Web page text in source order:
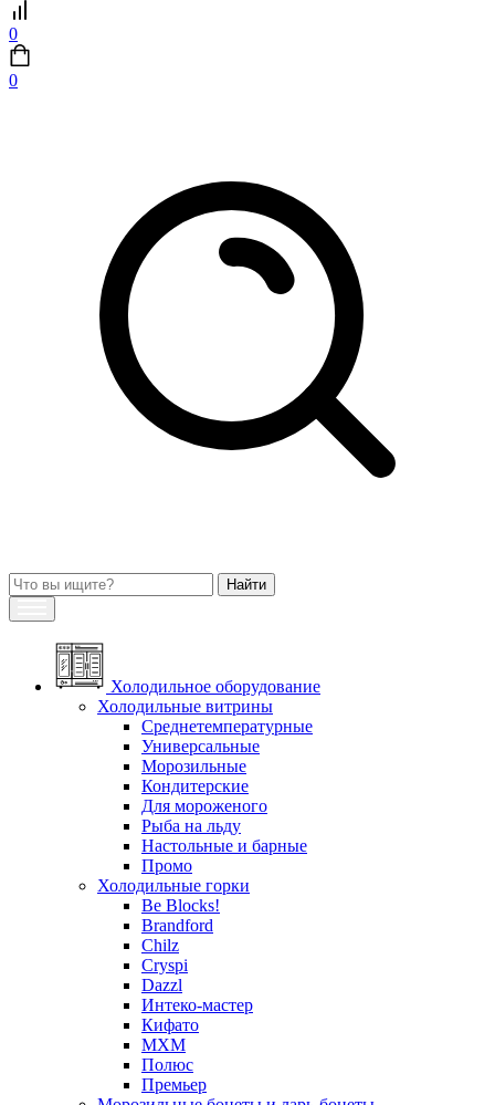
0
0
Холодильное оборудование
Холодильные витрины
Среднетемпературные
Универсальные
Морозильные
Кондитерские
Для мороженого
Рыба на льду
Настольные и барные
Промо
Холодильные горки
Be Blocks!
Brandford
Chilz
Cryspi
Dazzl
Интеко-мастер
Кифато
МХМ
Полюс
Премьер